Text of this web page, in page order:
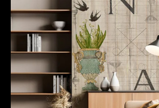
Terwijl we deze collectie voorstelden,
een kosmisch en mystiek banket in
de mens broederschap viert met God,
iedereen die naar deze
deelnemen. Dus leun achterover,
jezelf onder in het onverwachte, het
raadselachtige Stella Maris universum.
Onze liefde en respect voor de